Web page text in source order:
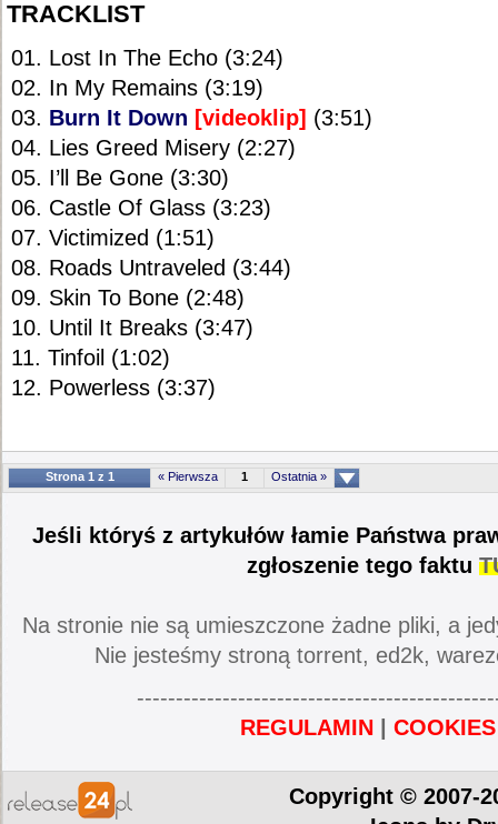
TRACKLIST
01. Lost In The Echo (3:24)
02. In My Remains (3:19)
03. Burn It Down [videoklip] (3:51)
04. Lies Greed Misery (2:27)
05. I’ll Be Gone (3:30)
06. Castle Of Glass (3:23)
07. Victimized (1:51)
08. Roads Untraveled (3:44)
09. Skin To Bone (2:48)
10. Until It Breaks (3:47)
11. Tinfoil (1:02)
12. Powerless (3:37)
Strona 1 z 1 « Pierwsza 1 Ostatnia »
Jeśli któryś z artykułów łamie Państwa
zgłoszenie tego faktu
Na stronie nie są umieszczone żadne pliki, a
Nie jesteśmy stroną torrent, ed2k,
REGULAMIN
COOKIES
Copyright © 2007-